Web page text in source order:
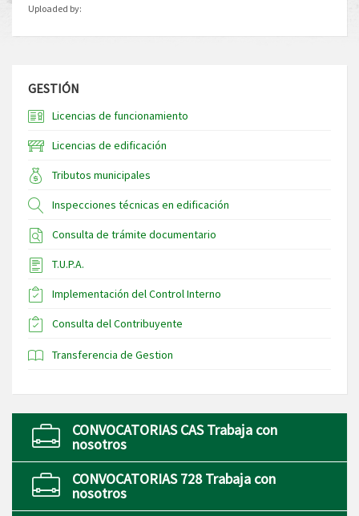
Uploaded by:
GESTIÓN
Licencias de funcionamiento
Licencias de edificación
Tributos municipales
Inspecciones técnicas en edificación
Consulta de trámite documentario
T.U.P.A.
Implementación del Control Interno
Consulta del Contribuyente
Transferencia de Gestion
CONVOCATORIAS CAS Trabaja con
nosotros
CONVOCATORIAS 728 Trabaja con
nosotros